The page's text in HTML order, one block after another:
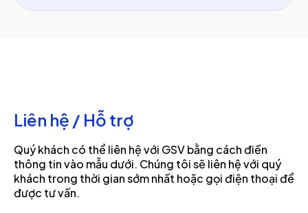
Liên hệ / Hỗ trợ
Quý khách có thể liên hệ với GSV bằng cách điền
thông tin vào mẫu dưới. Chúng tôi sẽ liên hệ với quý
khách trong thời gian sớm nhất hoặc gọi điện thoại để
được tư vấn.